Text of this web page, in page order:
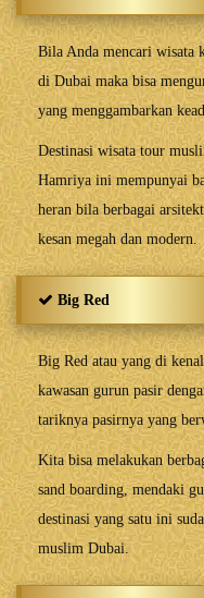
Bila Anda mencari wisata
di Dubai maka bisa
yang menggambarkan
Destinasi wisata tour
Hamriya ini mempunyai
heran bila berbagai
kesan megah dan modern.
Big Red
Big Red atau yang di
kawasan gurun pasir
tariknya pasirnya yang
Kita bisa melakukan
sand boarding, mendaki
destinasi yang satu ini
muslim Dubai.